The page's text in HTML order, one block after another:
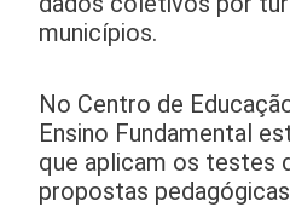
municípios.
No Centro de
Ensino Fundamental
que aplicam os testes
propostas